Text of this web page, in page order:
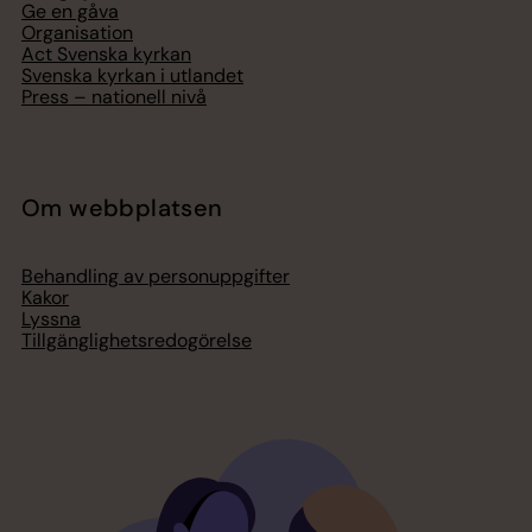
Ge en gåva
Organisation
Act Svenska kyrkan
Svenska kyrkan i utlandet
Press – nationell nivå
Om webbplatsen
Behandling av personuppgifter
Kakor
Lyssna
Tillgänglighetsredogörelse